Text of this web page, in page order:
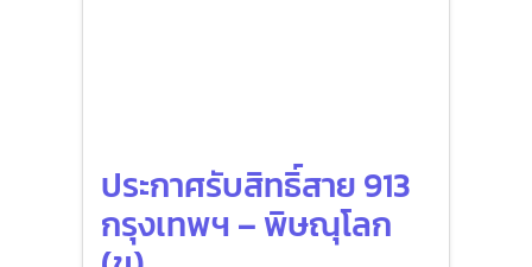
ประกาศรับสิทธิ์สาย 913
กรุงเทพฯ – พิษณุโลก